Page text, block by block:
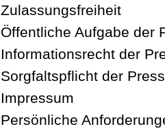
Zulassungsfreiheit
Öffentliche Aufgabe der
Informationsrecht der
Sorgfaltspflicht der
Impressum
Persönliche